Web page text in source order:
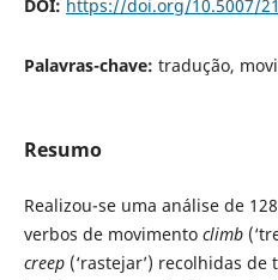
DOI: https://doi.org/10.5007/
Palavras-chave: tradução,
Resumo
Realizou-se uma análise de
verbos de movimento climb
creep(‘rastejar’) recolhidas de